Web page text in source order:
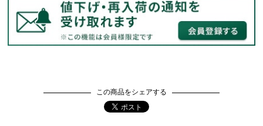
この商品をシェアする